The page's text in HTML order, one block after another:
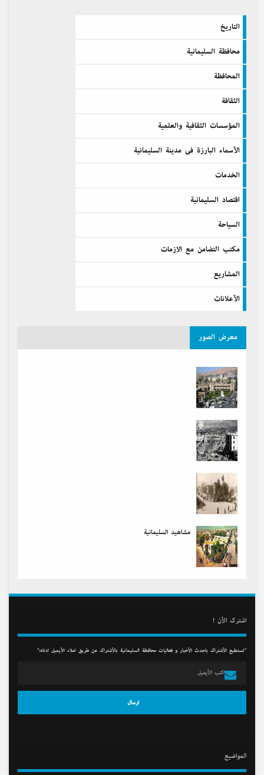
التاريخ
محافظة السليمانية
المحافظة
الثقافة
المؤسسات الثقافية والعلمية
الآسماء البارزة فى مدينة السليمانية
الخدمات
اقتصاد السليمانية
السیاحة
مكتب التضامن مع الازمات
المشاريع
الآعلانات
معرض الصور
مشاهید السلیمانیة
أشترك الأن !
"تستطيع الأشتراك بأحدث الأخبار و فعاليات محافظة السليمانية بالأشتراك عن طريق أملاء الأيميل أدناه:"
المواضيع